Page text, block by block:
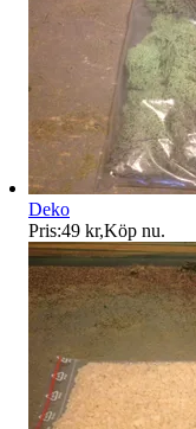
Deko
Pris:49 kr,Köp nu.